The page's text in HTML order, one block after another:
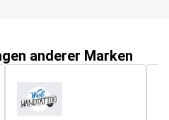
anderer Marken